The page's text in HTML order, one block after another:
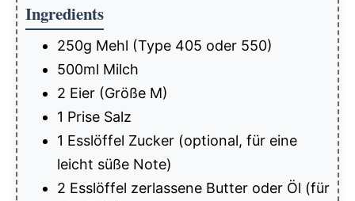
Ingredients
250g Mehl (Type 405 oder 550)
500ml Milch
2 Eier (Größe M)
1 Prise Salz
1 Esslöffel Zucker (optional, für eine
leicht süße Note)
2 Esslöffel zerlassene Butter oder Öl (für